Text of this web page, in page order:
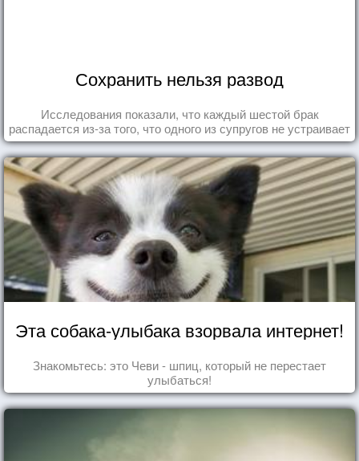
Сохранить нельзя развод
Исследования показали, что каждый шестой брак
распадается из-за того, что одного из супругов не устраивает
та роль, которая выпала ему в семье.
Эта собака-улыбака взорвала интернет!
Знакомьтесь: это Чеви - шпиц, который не перестает
улыбаться!